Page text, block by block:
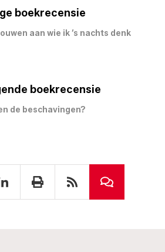
boekrecensie
aan wie ik ’s nachts denk
boekrecensie
de beschavingen?